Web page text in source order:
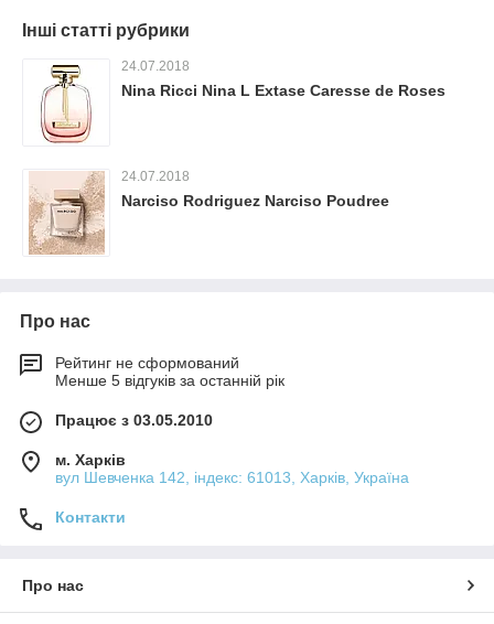
Інші статті рубрики
24.07.2018
Nina Ricci Nina L Extase Caresse de Roses
24.07.2018
Narciso Rodriguez Narciso Poudree
Про нас
Рейтинг не сформований
Менше 5 відгуків за останній рік
Працює з 03.05.2010
м. Харків
вул Шевченка 142, iндекс: 61013, Харків, Україна
Контакти
Про нас